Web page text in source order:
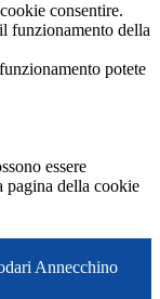
consentire.
funzionamento della
potete
essere
pagina della cookie
Annecchino